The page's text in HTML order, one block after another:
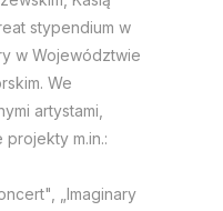
stypendium w
w Województwie
We
artystami,
m.in.:
„Imaginary